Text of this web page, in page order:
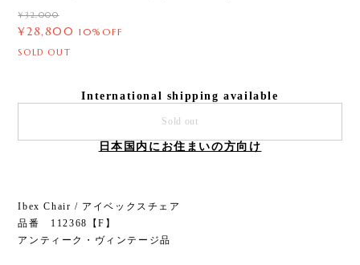
¥32,000
¥28,800 10%OFF
SOLD OUT
International shipping available
Sold out
日本国内にお住まいの方向け
Ibex Chair / アイベックスチェア
品番 112368【F】
アンティーク・ヴィンテージ品